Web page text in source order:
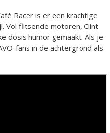
Racer is er een krachtige
Vol flitsende motoren, Clint
dosis humor gemaakt. Als je
fans in de achtergrond als